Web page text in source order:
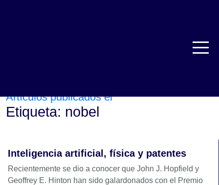
Artículos publicados el
Etiqueta: nobel
Inteligencia artificial, física y patentes
Recientemente se dio a conocer que John J. Hopfield y
Geoffrey E. Hinton han sido galardonados con el Premio